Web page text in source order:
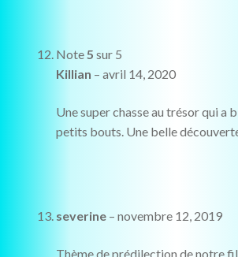
Note5 sur 5
Killian – avril 14, 2020
Une super chasse au trésor qui a
petits bouts. Une belle
severine – novembre 12, 2019
Thème de prédilection de notre